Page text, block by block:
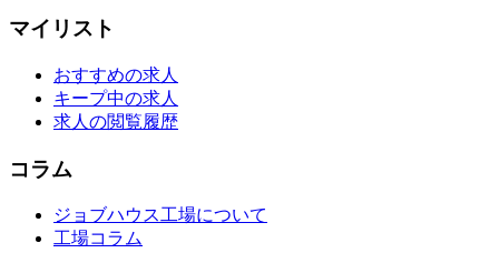
マイリスト
おすすめの求人
キープ中の求人
求人の閲覧履歴
コラム
ジョブハウス工場について
工場コラム